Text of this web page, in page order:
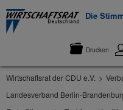
Die
Drucken
Wirtschaftsrat der CDU e.V.
Landesverband Berlin-